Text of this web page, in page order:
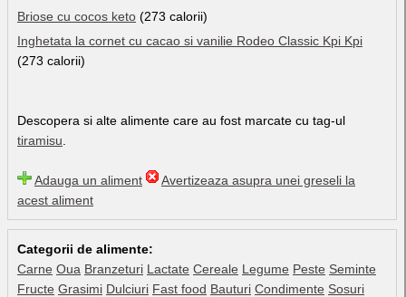
Briose cu cocos keto (273 calorii)
Inghetata la cornet cu cacao si vanilie Rodeo Classic Kpi Kpi
(273 calorii)
Descopera si alte alimente care au fost marcate cu tag-ul
tiramisu
Adauga un aliment
Avertizeaza asupra unei greseli la
acest aliment
Categorii de alimente:
Carne Oua Branzeturi Lactate Cereale Legume Peste Seminte
Fructe Grasimi Dulciuri Fast food Bauturi Condimente Sosuri